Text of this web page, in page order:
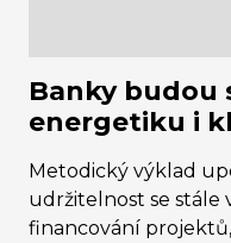
Banky budou
energetiku i
Metodický výklad
udržitelnost se stále
financování